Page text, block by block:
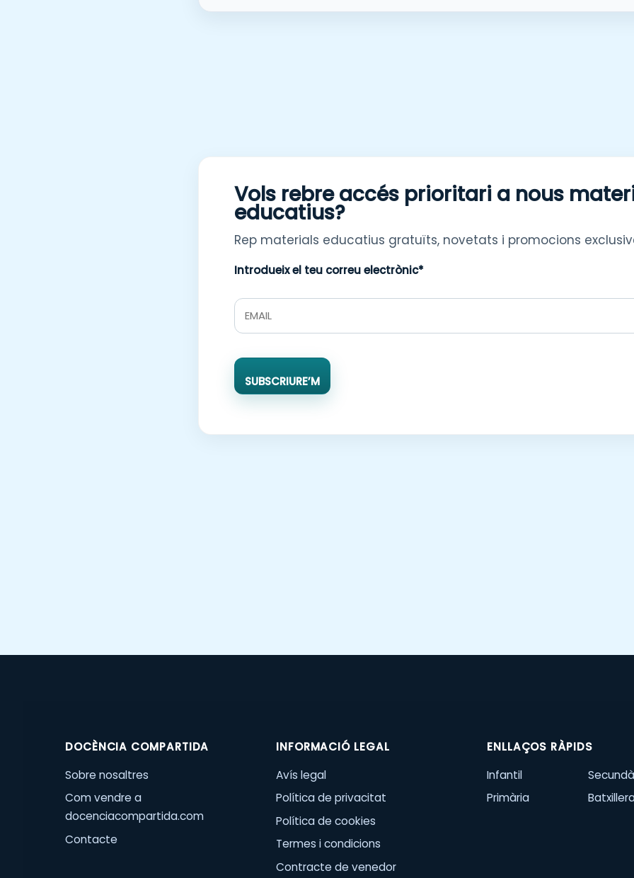
Vols rebre accés prioritari a nous
educatius?
Rep materials educatius gratuïts, novetats i promocions
Introdueix el teu correu electrònic*
SUBSCRIURE’M
DOCÈNCIA COMPARTIDA
Sobre nosaltres
Com vendre a
docenciacompartida.com
Contacte
INFORMACIÓ LEGAL
Avís legal
Política de privacitat
Política de cookies
Termes i condicions
Contracte de venedor
ENLLAÇOS RÀPIDS
Infantil
Primària